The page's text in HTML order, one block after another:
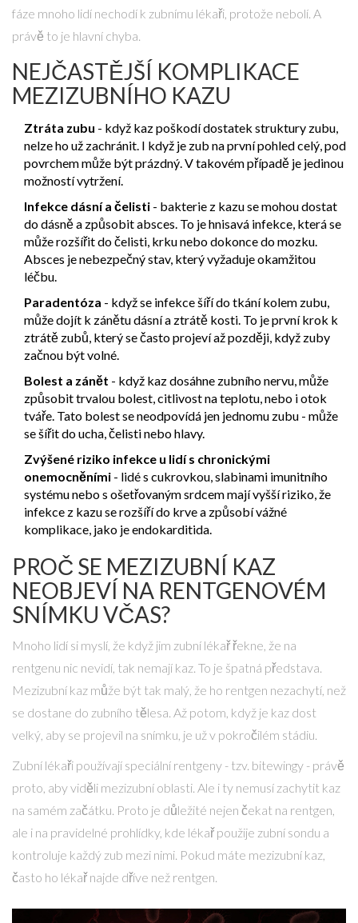
fáze mnoho lidí nechodí k zubnímu lékaři, protože nebolí. A
právě to je hlavní chyba.
NEJČASTĚJŠÍ KOMPLIKACE
MEZIZUBNÍHO KAZU
Ztráta zubu - když kaz poškodí dostatek struktury zubu,
nelze ho už zachránit. I když je zub na první pohled celý, pod
povrchem může být prázdný. V takovém případě je jedinou
možností vytržení.
Infekce dásní a čelisti - bakterie z kazu se mohou dostat
do dásně a způsobit absces. To je hnisavá infekce, která se
může rozšířit do čelisti, krku nebo dokonce do mozku.
Absces je nebezpečný stav, který vyžaduje okamžitou
léčbu.
Paradentóza - když se infekce šíří do tkání kolem zubu,
může dojít k zánětu dásní a ztrátě kosti. To je první krok k
ztrátě zubů, který se často projeví až později, když zuby
začnou být volné.
Bolest a zánět - když kaz dosáhne zubního nervu, může
způsobit trvalou bolest, citlivost na teplotu, nebo i otok
tváře. Tato bolest se neodpovídá jen jednomu zubu - může
se šířit do ucha, čelisti nebo hlavy.
Zvýšené riziko infekce u lidí s chronickými
onemocněními - lidé s cukrovkou, slabinami imunitního
systému nebo s ošetřovaným srdcem mají vyšší riziko, že
infekce z kazu se rozšíří do krve a způsobí vážné
komplikace, jako je endokarditida.
PROČ SE MEZIZUBNÍ KAZ
NEOBJEVÍ NA RENTGENOVÉM
SNÍMKU VČAS?
Mnoho lidí si myslí, že když jim zubní lékař řekne, že na
rentgenu nic nevidí, tak nemají kaz. To je špatná představa.
Mezizubní kaz může být tak malý, že ho rentgen nezachytí, než
se dostane do zubního tělesa. Až potom, když je kaz dost
velký, aby se projevil na snímku, je už v pokročilém stádiu.
Zubní lékaři používají speciální rentgeny - tzv. bitewingy - právě
proto, aby viděli mezizubní oblasti. Ale i ty nemusí zachytit kaz
na samém začátku. Proto je důležité nejen čekat na rentgen,
ale i na pravidelné prohlídky, kde lékař použije zubní sondu a
kontroluje každý zub mezi nimi. Pokud máte mezizubní kaz,
často ho lékař najde dříve než rentgen.